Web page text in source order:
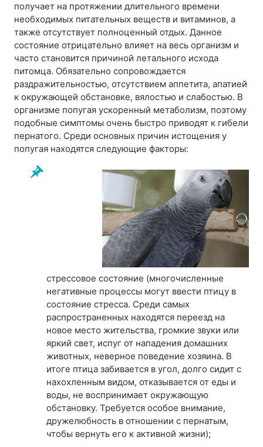
получает на протяжении длительного времени
необходимых питательных веществ и витаминов, а
также отсутствует полноценный отдых. Данное
состояние отрицательно влияет на весь организм и
часто становится причиной летального исхода
питомца. Обязательно сопровождается
раздражительностью, отсутствием аппетита, апатией
к окружающей обстановке, вялостью и слабостью. В
организме попугая ускоренный метаболизм, поэтому
подобные симптомы очень быстро приводят к гибели
пернатого. Среди основных причин истощения у
попугая находятся следующие факторы:
стрессовое состояние (многочисленные
негативные процессы могут ввести птицу в
состояние стресса. Среди самых
распространенных находятся переезд на
новое место жительства, громкие звуки или
яркий свет, испуг от нападения домашних
животных, неверное поведение хозяина. В
итоге птица забивается в угол, долго сидит с
нахохленным видом, отказывается от еды и
воды, не воспринимает окружающую
обстановку. Требуется особое внимание,
дружелюбность в отношении с пернатым,
чтобы вернуть его к активной жизни);